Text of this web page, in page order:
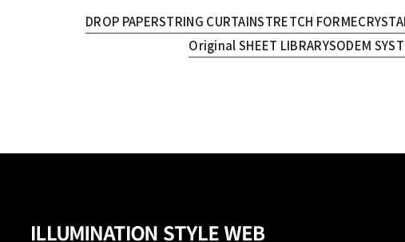
DROP PAPERSTRING CURTAINSTRETCH FORME
Original SHEET LIBRARYSODEM